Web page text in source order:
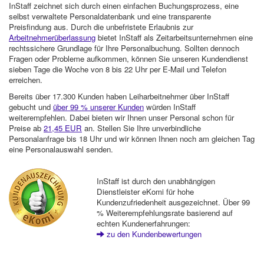
InStaff zeichnet sich durch einen einfachen Buchungsprozess, eine
selbst verwaltete Personaldatenbank und eine transparente
Preisfindung aus. Durch die unbefristete Erlaubnis zur
Arbeitnehmerüberlassung bietet InStaff als Zeitarbeitsunternehmen eine
rechtssichere Grundlage für Ihre Personalbuchung. Sollten dennoch
Fragen oder Probleme aufkommen, können Sie unseren Kundendienst
sieben Tage die Woche von 8 bis 22 Uhr per E-Mail und Telefon
erreichen.
Bereits über 17.300 Kunden haben Leiharbeitnehmer über InStaff
gebucht und über 99 % unserer Kunden würden InStaff
weiterempfehlen. Dabei bieten wir Ihnen unser Personal schon für
Preise ab 21,45 EUR an. Stellen Sie Ihre unverbindliche
Personalanfrage bis 18 Uhr und wir können Ihnen noch am gleichen Tag
eine Personalauswahl senden.
InStaff ist durch den unabhängigen
Dienstleister eKomi für hohe
Kundenzufriedenheit ausgezeichnet. Über 99
% Weiterempfehlungsrate basierend auf
echten Kundenerfahrungen:
zu den Kundenbewertungen